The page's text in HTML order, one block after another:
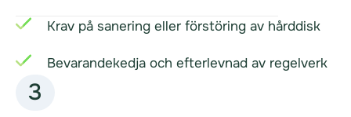
Krav på sanering eller förstöring av hårddisk
Bevarandekedja och efterlevnad av regelverk
3